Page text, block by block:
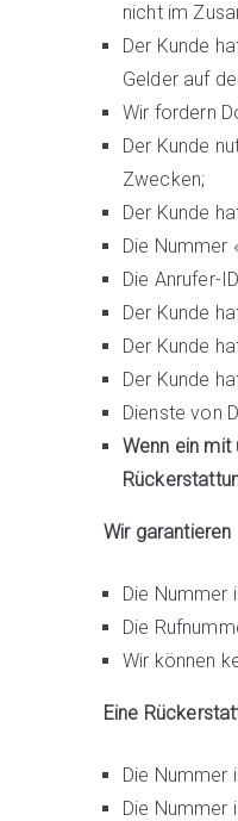
nicht im
Der Kunde
Gelder auf
Wir fordern
Der Kunde
Zwecken;
Der Kunde
Die Nummer
Die Anrufer-
Der Kunde
Der Kunde
Der Kunde
Dienste von
Wenn ein
Wir garantieren
Die Nummer
Die
Wir können
Eine
Die Nummer
Die Nummer